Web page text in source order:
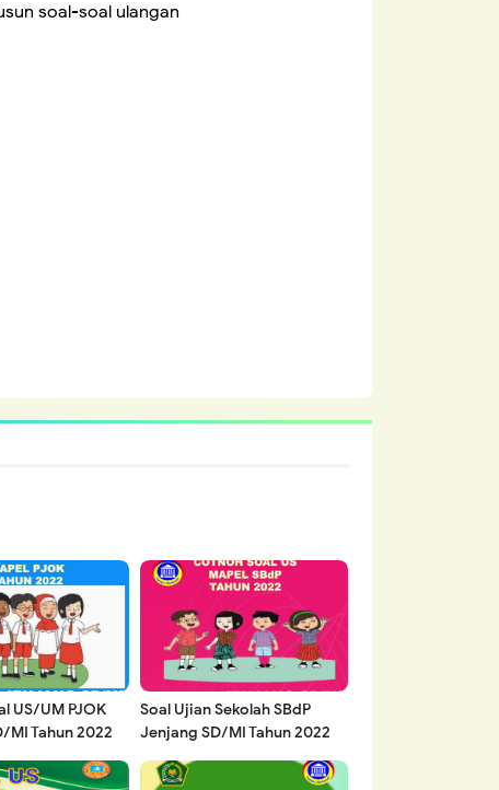
soal-soal ulangan
US/UM PJOK
MI Tahun 2022
Soal Ujian Sekolah SBdP
Jenjang SD/MI Tahun 2022